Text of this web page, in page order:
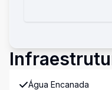
Água Encanada